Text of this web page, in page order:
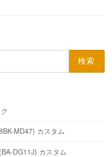
MD47) カスタム
DG11J) カスタム